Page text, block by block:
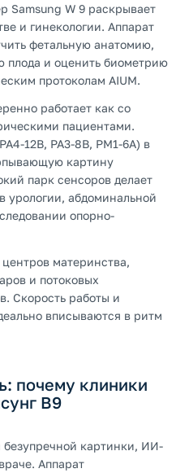
Samsung W 9 раскрывает
и гинекологии. Аппарат
фетальную анатомию,
плода и оценить биометрию
протоколам AIUM.
работает как со
пациентами.
12B, PA3-8B, PM1-6A) в
картину
парк сенсоров делает
абдоминальной
опорно-
материнства,
и потоковых
Скорость работы и
вписываются в ритм
почему клиники
В9
картинки, ИИ-
Аппарат